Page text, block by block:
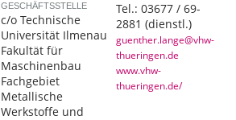
GESCHÄFTSSTELLE
c/o Technische
Universität Ilmenau
Fakultät für
Maschinenbau
Fachgebiet
Metallische
Werkstoffe und
Tel.:03677 / 69-
2881(dienstl.)
guenther.lange@vhw-
thueringen.de
www.vhw-
thueringen.de/